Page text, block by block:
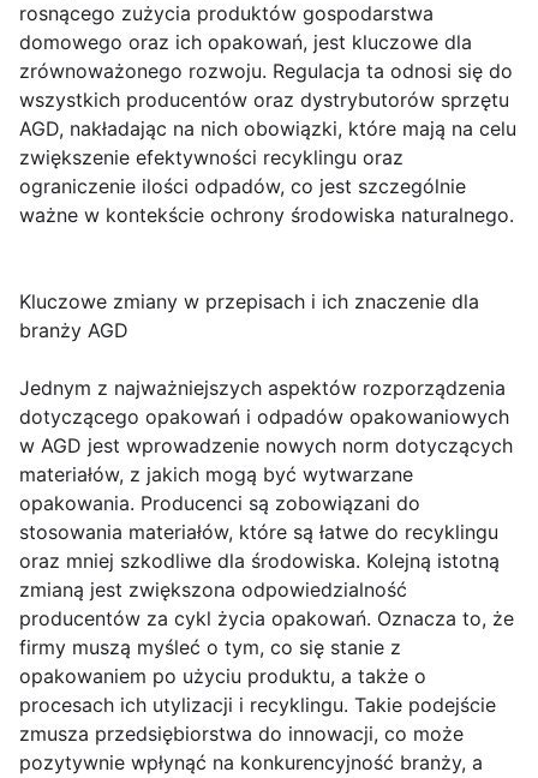
rosnącego zużycia produktów gospodarstwa
domowego oraz ich opakowań, jest kluczowe dla
zrównoważonego rozwoju. Regulacja ta odnosi się do
wszystkich producentów oraz dystrybutorów sprzętu
AGD, nakładając na nich obowiązki, które mają na celu
zwiększenie efektywności recyklingu oraz
ograniczenie ilości odpadów, co jest szczególnie
ważne w kontekście ochrony środowiska naturalnego.
Kluczowe zmiany w przepisach i ich znaczenie dla
branży AGD
Jednym z najważniejszych aspektów rozporządzenia
dotyczącego opakowań i odpadów opakowaniowych
w AGD jest wprowadzenie nowych norm dotyczących
materiałów, z jakich mogą być wytwarzane
opakowania. Producenci są zobowiązani do
stosowania materiałów, które są łatwe do recyklingu
oraz mniej szkodliwe dla środowiska. Kolejną istotną
zmianą jest zwiększona odpowiedzialność
producentów za cykl życia opakowań. Oznacza to, że
firmy muszą myśleć o tym, co się stanie z
opakowaniem po użyciu produktu, a także o
procesach ich utylizacji i recyklingu. Takie podejście
zmusza przedsiębiorstwa do innowacji, co może
pozytywnie wpłynąć na konkurencyjność branży, a